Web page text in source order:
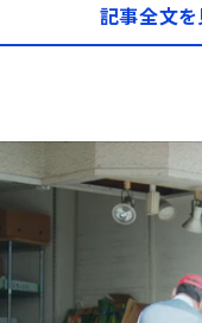
記事全文を